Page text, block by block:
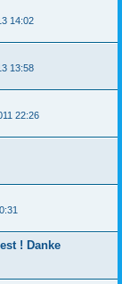
14:02
13:58
22:26
! Danke